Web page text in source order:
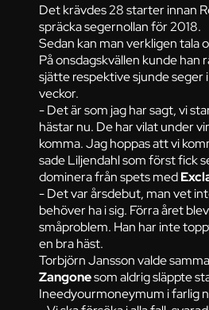
Det krävdes 28 starter innan
spräcka segernollan för 2018.
Sedan kan man verkligen tala
På onsdagskvällen kunde han
sjätte respektive sjunde seger
veckor.
- Det är som jag har sagt, vi
hästar nu. De har vilat under
komma. Jag hoppas att vi
sade Liljendahl som först fick
dominera från spets med
- Det var årsdebut, man vet
behöver ha i sig. Förra året
småproblem. Han har inte
en bra häst.
Torbjörn Jansson valde
Zangonesom aldrig släppte
Ineedyourmoneymum i farlig